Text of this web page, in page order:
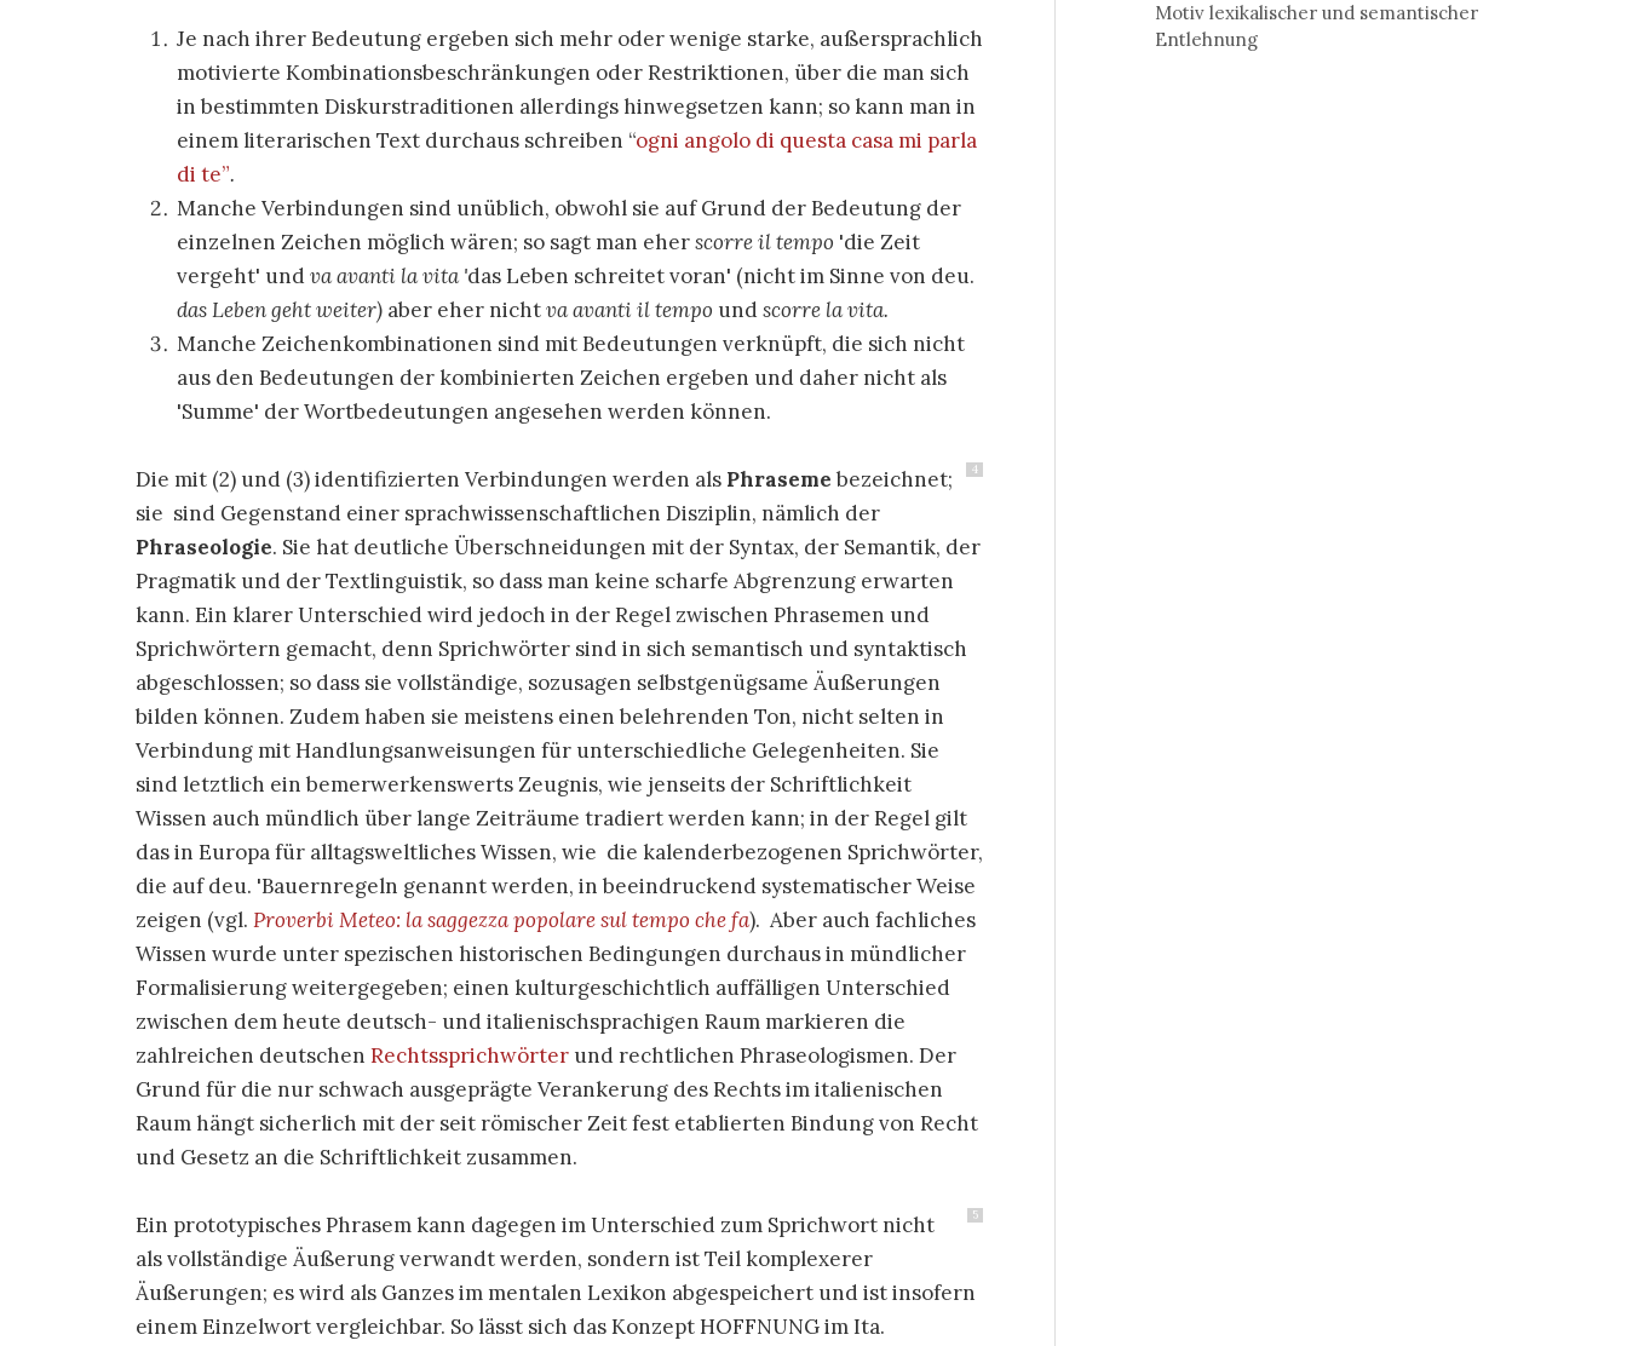
Je nach ihrer Bedeutung ergeben sich mehr oder wenige starke, außersprachlich
motivierte Kombinationsbeschränkungen oder Restriktionen, über die man sich
in bestimmten Diskurstraditionen allerdings hinwegsetzen kann; so kann man in
einem literarischen Text durchaus schreiben “ogni angolo di questa casa mi parla
di te”.
Manche Verbindungen sind unüblich, obwohl sie auf Grund der Bedeutung der
einzelnen Zeichen möglich wären; so sagt man eherscorre il tempo 'die Zeit
vergeht' undva avanti la vita 'das Leben schreitet voran' (nicht im Sinne von deu.
das Leben geht weiter) aber eher nichtva avanti il tempo undscorre la vita.
Manche Zeichenkombinationen sind mit Bedeutungen verknüpft, die sich nicht
aus den Bedeutungen der kombinierten Zeichen ergeben und daher nicht als
'Summe' der Wortbedeutungen angesehen werden können.
4
Die mit (2) und (3) identifizierten Verbindungen werden als Phraseme bezeichnet;
sie sind Gegenstand einer sprachwissenschaftlichen Disziplin, nämlich der
Phraseologie. Sie hat deutliche Überschneidungen mit der Syntax, der Semantik, der
Pragmatik und der Textlinguistik, so dass man keine scharfe Abgrenzung erwarten
kann. Ein klarer Unterschied wird jedoch in der Regel zwischen Phrasemen und
Sprichwörtern gemacht, denn Sprichwörter sind in sich semantisch und syntaktisch
abgeschlossen; so dass sie vollständige, sozusagen selbstgenügsame Äußerungen
bilden können. Zudem haben sie meistens einen belehrenden Ton, nicht selten in
Verbindung mit Handlungsanweisungen für unterschiedliche Gelegenheiten. Sie
sind letztlich ein bemerwerkenswerts Zeugnis, wie jenseits der Schriftlichkeit
Wissen auch mündlich über lange Zeiträume tradiert werden kann; in der Regel gilt
das in Europa für alltagsweltliches Wissen, wie die kalenderbezogenen Sprichwörter,
die auf deu. 'Bauernregeln genannt werden, in beeindruckend systematischer Weise
zeigen (vgl. Proverbi Meteo: la saggezza popolare sul tempo che fa). Aber auch fachliches
Wissen wurde unter spezischen historischen Bedingungen durchaus in mündlicher
Formalisierung weitergegeben; einen kulturgeschichtlich auffälligen Unterschied
zwischen dem heute deutsch- und italienischsprachigen Raum markieren die
zahlreichen deutschen Rechtssprichwörter und rechtlichen Phraseologismen. Der
Grund für die nur schwach ausgeprägte Verankerung des Rechts im italienischen
Raum hängt sicherlich mit der seit römischer Zeit fest etablierten Bindung von Recht
und Gesetz an die Schriftlichkeit zusammen.
5
Ein prototypisches Phrasem kann dagegen im Unterschied zum Sprichwort nicht
als vollständige Äußerung verwandt werden, sondern ist Teil komplexerer
Äußerungen; es wird als Ganzes im mentalen Lexikon abgespeichert und ist insofern
einem Einzelwort vergleichbar. So lässt sich das Konzept HOFFNUNG im Ita.
Motiv lexikalischer und semantischer
Entlehnung